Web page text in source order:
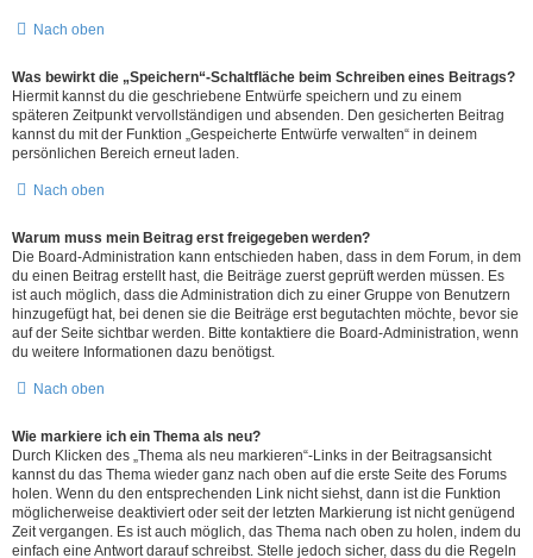
Nach oben
Was bewirkt die „Speichern“-Schaltfläche beim Schreiben eines Beitrags?
Hiermit kannst du die geschriebene Entwürfe speichern und zu einem
späteren Zeitpunkt vervollständigen und absenden. Den gesicherten Beitrag
kannst du mit der Funktion „Gespeicherte Entwürfe verwalten“ in deinem
persönlichen Bereich erneut laden.
Nach oben
Warum muss mein Beitrag erst freigegeben werden?
Die Board-Administration kann entschieden haben, dass in dem Forum, in dem
du einen Beitrag erstellt hast, die Beiträge zuerst geprüft werden müssen. Es
ist auch möglich, dass die Administration dich zu einer Gruppe von Benutzern
hinzugefügt hat, bei denen sie die Beiträge erst begutachten möchte, bevor sie
auf der Seite sichtbar werden. Bitte kontaktiere die Board-Administration, wenn
du weitere Informationen dazu benötigst.
Nach oben
Wie markiere ich ein Thema als neu?
Durch Klicken des „Thema als neu markieren“-Links in der Beitragsansicht
kannst du das Thema wieder ganz nach oben auf die erste Seite des Forums
holen. Wenn du den entsprechenden Link nicht siehst, dann ist die Funktion
möglicherweise deaktiviert oder seit der letzten Markierung ist nicht genügend
Zeit vergangen. Es ist auch möglich, das Thema nach oben zu holen, indem du
einfach eine Antwort darauf schreibst. Stelle jedoch sicher, dass du die Regeln